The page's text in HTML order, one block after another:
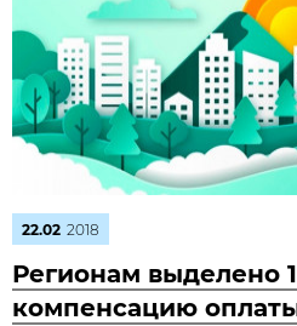
22.02 2018
Регионам выделено
компенсацию